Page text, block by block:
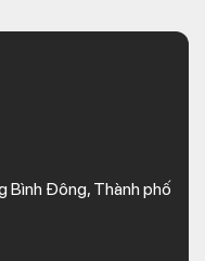
Bình Đông, Thành phố